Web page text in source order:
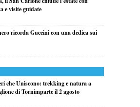
e visite guidate
ricorda Guccini con una dedica sui
che Uniscono: trekking e natura a
di Tornimparte il 2 agosto